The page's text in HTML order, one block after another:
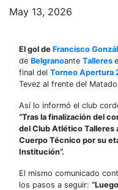
May 13, 2026
El gol de Francisco
de Belgranoante Talleres
final del Torneo Apertura
Tevez al frente del
Así lo informó el club
“Tras la finalización del
del Club Atlético Talleres
Cuerpo Técnico por su
Institución”.
El mismo comunicado
los pasos a seguir: